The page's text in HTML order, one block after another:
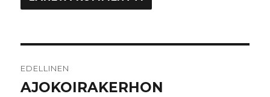
selaus
EDELLINEN
Edellinen
AJOKOIRAKERHON